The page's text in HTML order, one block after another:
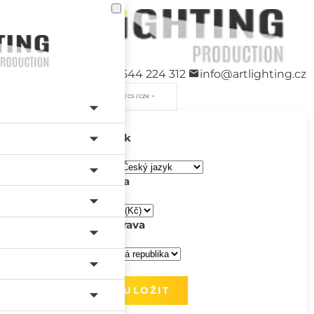
+420 544 224 312 info@artlighting.cz
/ CS / CZK
Jazyk
Měna
Doprava